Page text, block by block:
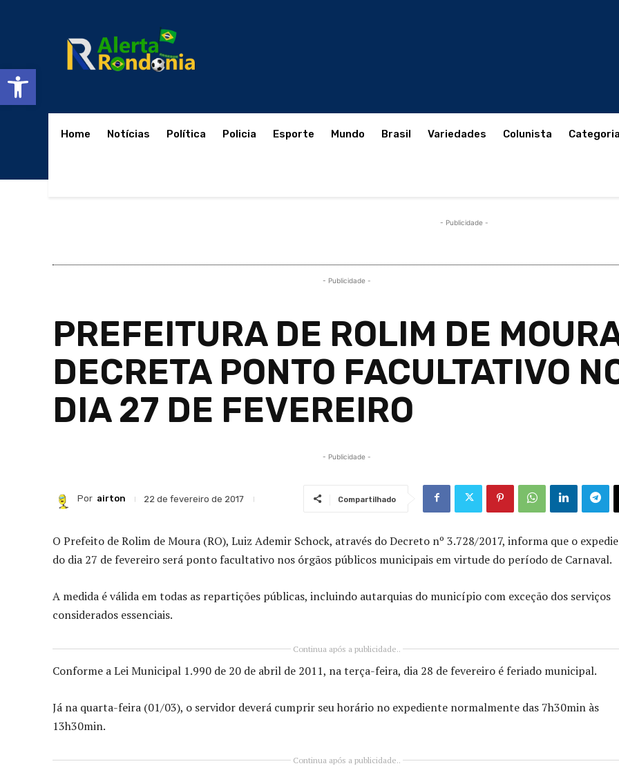
Abrir a barra de ferramentas
Home Notícias Política Policia Esporte Mundo Brasil Variedades Colunista
- Publicidade -
- Publicidade -
PREFEITURA DE ROLIM DE
DECRETA PONTO FACULTATIVO
DIA 27 DE FEVEREIRO
- Publicidade -
Por airton 22 de fevereiro de 2017 Compartilhado
O Prefeito de Rolim de Moura (RO), Luiz Ademir Schock, através do Decreto nº 3.728/2017, informa que o
do dia 27 de fevereiro será ponto facultativo nos órgãos públicos municipais em virtude do período de Carnaval.
A medida é válida em todas as repartições públicas, incluindo autarquias do município com exceção dos serviços
considerados essenciais.
Continua após a publicidade..
Conforme a Lei Municipal 1.990 de 20 de abril de 2011, na terça-feira, dia 28 de fevereiro é feriado municipal.
Já na quarta-feira (01/03), o servidor deverá cumprir seu horário no expediente normalmente das 7h30min às
13h30min.
Continua após a publicidade..